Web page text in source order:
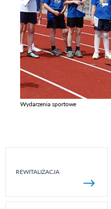
Wydarzenia sportowe
REWITALIZACJA